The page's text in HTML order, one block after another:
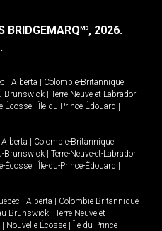
BRIDGEMARQMD, 2026.
| Alberta | Colombie-Britannique |
Brunswick | Terre-Neuve-et-Labrador
Écosse | Île-du-Prince-Édouard |
Alberta | Colombie-Britannique |
Brunswick | Terre-Neuve-et-Labrador
Écosse | Île-du-Prince-Édouard |
| Alberta | Colombie-Britannique
Brunswick | Terre-Neuve-et-
| Nouvelle-Écosse | Île-du-Prince-